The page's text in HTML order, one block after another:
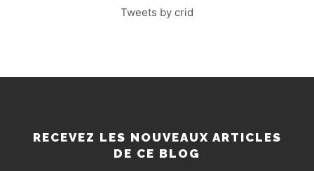
Tweets by crid
RECEVEZ LES NOUVEAUX ARTICLES
DE CE BLOG